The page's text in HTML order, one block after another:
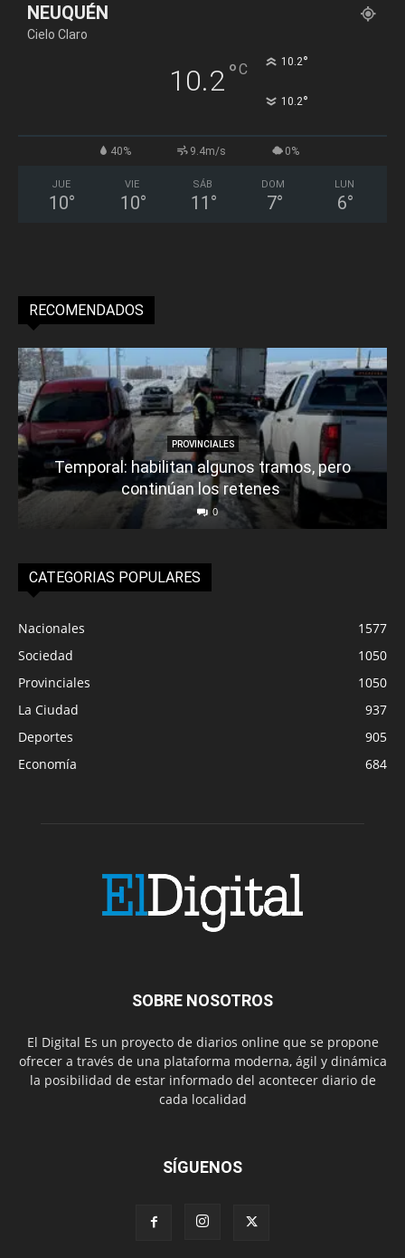
NEUQUÉN
Cielo Claro
10.2°C 10.2°
10.2°
40% 9.4m/s 0%
JUE
10°
VIE
10°
SÁB
11 °
DOM
7°
LUN
6°
RECOMENDADOS
PROVINCIALES
Temporal: habilitan algunos tramos, pero
continúan los retenes
0
CATEGORIAS POPULARES
Nacionales
1577
Sociedad
1050
Provinciales
1050
La Ciudad
937
Deportes
905
Economía
684
SOBRE NOSOTROS
El Digital Es un proyecto de diarios online que se propone
ofrecer a través de una plataforma moderna, ágil y dinámica
la posibilidad de estar informado del acontecer diario de
cada localidad
SÍGUENOS